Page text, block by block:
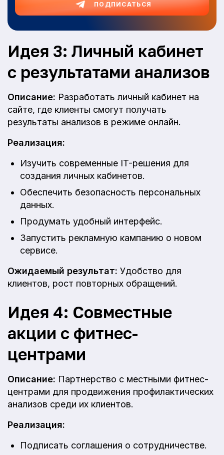
ПОДПИСАТЬСЯ
Идея 3: Личный кабинет
с результатами анализов
Описание: Разработать личный кабинет на
сайте, где клиенты смогут получать
результаты анализов в режиме онлайн.
Реализация:
Изучить современные IT-решения для
создания личных кабинетов.
Обеспечить безопасность персональных
данных.
Продумать удобный интерфейс.
Запустить рекламную кампанию о новом
сервисе.
Ожидаемый результат: Удобство для
клиентов, рост повторных обращений.
Идея 4: Совместные
акции с фитнес-
центрами
Описание: Партнерство с местными фитнес-
центрами для продвижения профилактических
анализов среди их клиентов.
Реализация:
Подписать соглашения о сотрудничестве.